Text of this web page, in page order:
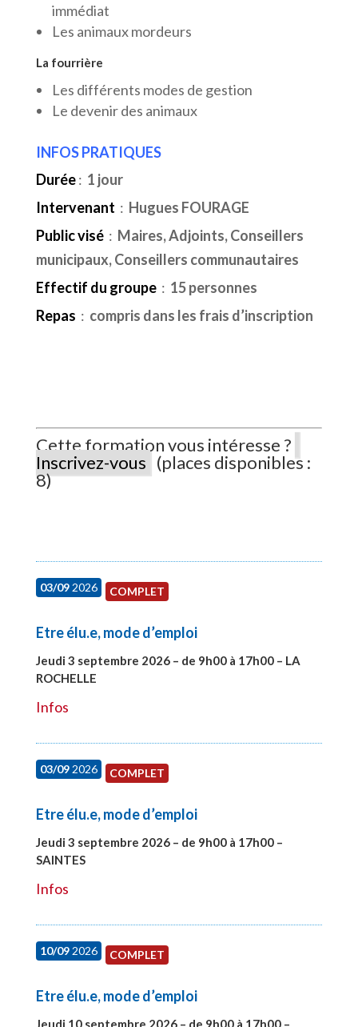
immédiat
Les animaux mordeurs
La fourrière
Les différents modes de gestion
Le devenir des animaux
INFOS PRATIQUES
Durée: 1 jour
Intervenant : Hugues FOURAGE
Public visé : Maires, Adjoints, Conseillers
municipaux, Conseillers communautaires
Effectif du groupe: 15 personnes
Repas : compris dans les frais d’inscription
Cette formation vous intéresse ?
Inscrivez-vous (places disponibles :
8)
03/092026 COMPLET
Etre élu.e, mode d’emploi
Jeudi 3 septembre 2026 – de 9h00 à 17h00 – LA
ROCHELLE
Infos
03/092026 COMPLET
Etre élu.e, mode d’emploi
Jeudi 3 septembre 2026 – de 9h00 à 17h00 –
SAINTES
Infos
10/092026 COMPLET
Etre élu.e, mode d’emploi
Jeudi 10 septembre 2026 – de 9h00 à 17h00 –